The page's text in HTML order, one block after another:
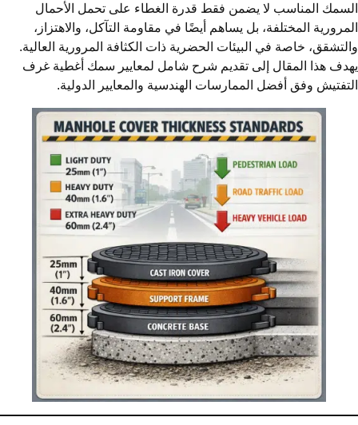
المناسب لا يضمن فقط قدرة الغطاء على تحمل الأحمال
المختلفة، بل يساهم أيضًا في مقاومة التآكل، والاهتزاز،
خاصة في البيئات الحضرية ذات الكثافة المرورية العالية.
هذا المقال إلى تقديم شرح شامل لمعايير سمك أغطية غرف
وفق أفضل الممارسات الهندسية والمعايير الدولية.